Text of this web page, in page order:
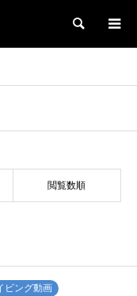
検索
閲覧数順
ビング動画